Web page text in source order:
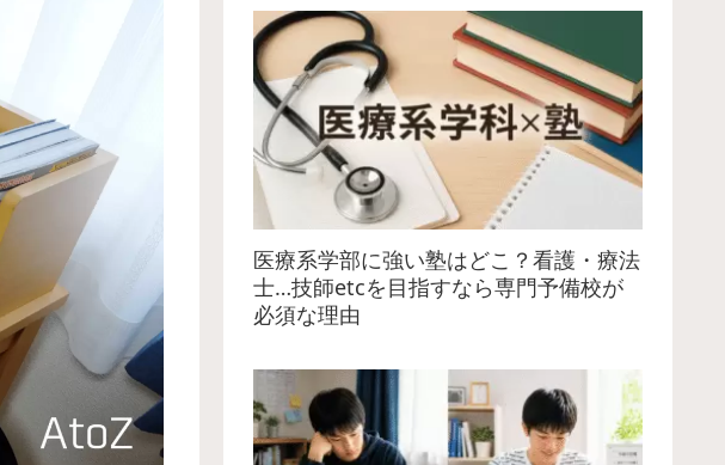
医療系学部に強い塾はどこ？看護・療法
士…技師etcを目指すなら専門予備校が
必須な理由